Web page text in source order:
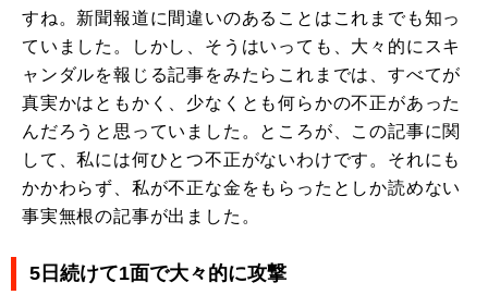
すね。新聞報道に間違いのあることはこれまでも知っ
ていました。しかし、そうはいっても、大々的にスキ
ャンダルを報じる記事をみたらこれまでは、すべてが
真実かはともかく、少なくとも何らかの不正があった
んだろうと思っていました。ところが、この記事に関
して、私には何ひとつ不正がないわけです。それにも
かかわらず、私が不正な金をもらったとしか読めない
事実無根の記事が出ました。
5日続けて1面で大々的に攻撃